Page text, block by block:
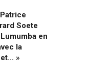
Soete
en
la
»